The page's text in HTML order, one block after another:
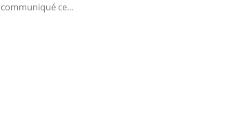
communiqué ce...